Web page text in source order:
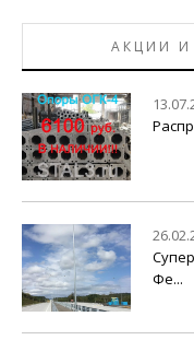
АКЦИИ И
Фе...